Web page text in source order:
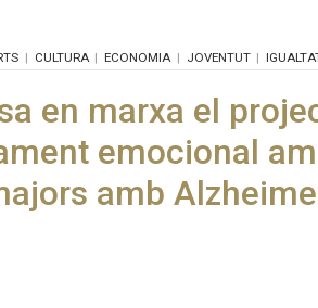
CULTURA ECONOMIA JOVENTUT
en marxa el
emocional
amb